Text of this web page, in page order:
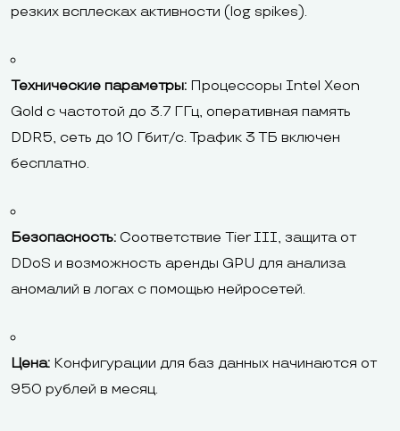
резких всплесках активности (log spikes).
Технические параметры: Процессоры Intel Xeon
Gold с частотой до 3.7 ГГц, оперативная память
DDR5, сеть до 10 Гбит/с. Трафик 3 ТБ включен
бесплатно.
Безопасность: Соответствие Tier III, защита от
DDoS и возможность аренды GPU для анализа
аномалий в логах с помощью нейросетей.
Цена: Конфигурации для баз данных начинаются от
950 рублей в месяц.